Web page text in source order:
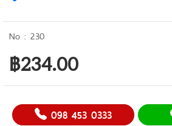
฿234.00
230
098 453 0333